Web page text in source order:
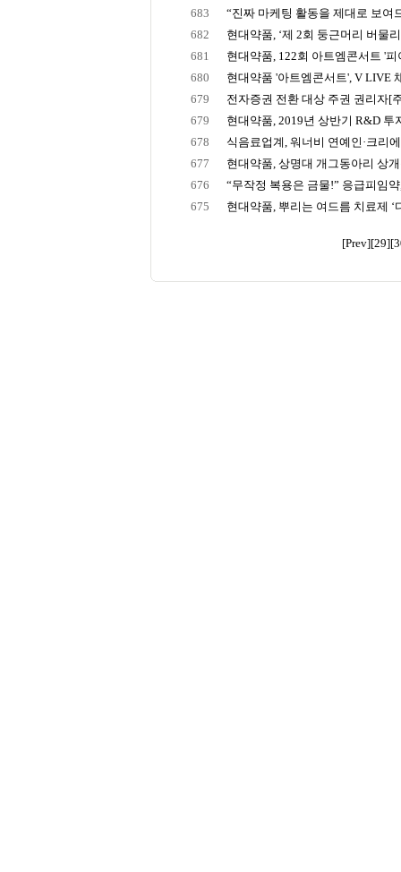
683
“진짜 마케팅 활동을 제대로 보여
682
현대약품, ‘제 2회 둥근머리 버물
681
현대약품, 122회 아트엠콘서트 '피
680
현대약품 '아트엠콘서트', V LIVE
679
전자증권 전환 대상 주권 권리자[
679
현대약품, 2019년 상반기 R&D 투
678
식음료업계, 워너비 연예인·크리
677
현대약품, 상명대 개그동아리 상
676
“무작정 복용은 금물!” 응급피임
675
현대약품, 뿌리는 여드름 치료제 ‘
[Prev][29]